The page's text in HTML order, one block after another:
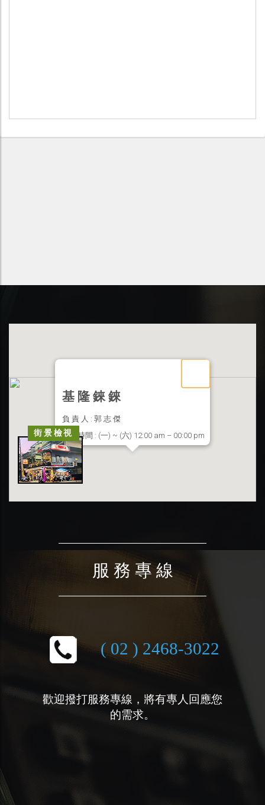
街景檢視
基 隆 錸 錸
負 責 人 : 郭 志 傑
營業時間 : (一) ~ (六) 12:00 am – 00:00 pm
聯絡地址 : 基隆市信義區東信路 33 號
服 務 專 線
( 02 ) 2468-3022
歡迎撥打服務專線，將有專人回應您
的需求。